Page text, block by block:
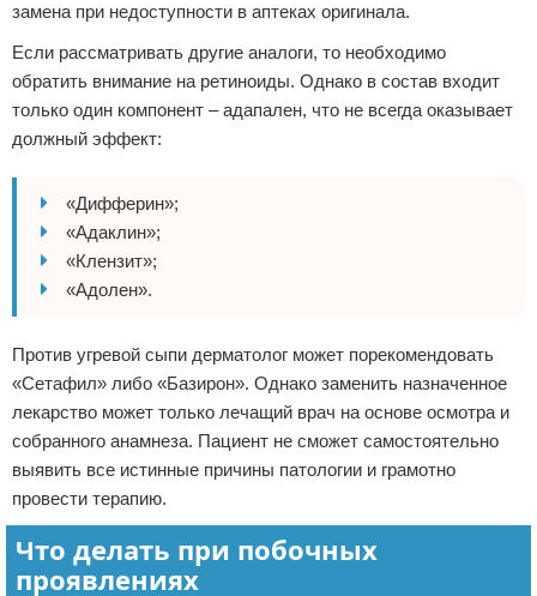
замена при недоступности в аптеках оригинала.
Если рассматривать другие аналоги, то необходимо
обратить внимание на ретиноиды. Однако в состав входит
только один компонент – адапален, что не всегда оказывает
должный эффект:
«Дифферин»;
«Адаклин»;
«Клензит»;
«Адолен».
Против угревой сыпи дерматолог может порекомендовать
«Сетафил» либо «Базирон». Однако заменить назначенное
лекарство может только лечащий врач на основе осмотра и
собранного анамнеза. Пациент не сможет самостоятельно
выявить все истинные причины патологии и грамотно
провести терапию.
Что делать при побочных
проявлениях